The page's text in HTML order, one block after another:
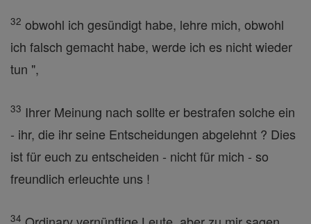
32 obwohl ich gesündigt habe, lehre mich, obwohl
ich falsch gemacht habe, werde ich es nicht wieder
tun ",
33 Ihrer Meinung nach sollte er bestrafen solche ein
- ihr, die ihr seine Entscheidungen abgelehnt ? Dies
ist für euch zu entscheiden - nicht für mich - so
freundlich erleuchte uns !
34